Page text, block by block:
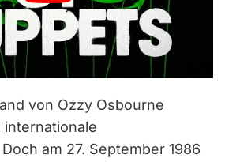
von Ozzy Osbourne
internationale
am 27. September 1986